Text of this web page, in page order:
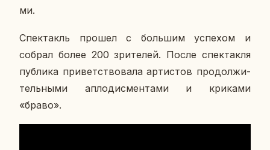
ми.
Спек­такль прошел с боль­шим успе­хом и
собрал более 200 зри­те­лей. После спек­так­ля
пуб­ли­ка при­вет­ство­ва­ла ар­ти­стов про­дол­жи­
тель­ны­ми ап­ло­дис­мен­та­ми и кри­ка­ми
«браво».